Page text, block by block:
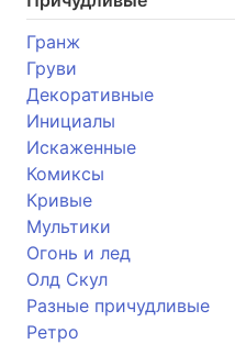
Гранж
Груви
Декоративные
Инициалы
Искаженные
Комиксы
Кривые
Мультики
Огонь и лед
Олд Скул
Разные причудливые
Ретро